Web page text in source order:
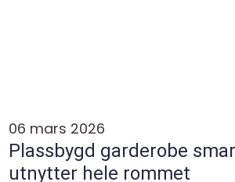
06 mars 2026
Plassbygd garderobe smart lagring som
utnytter hele rommet